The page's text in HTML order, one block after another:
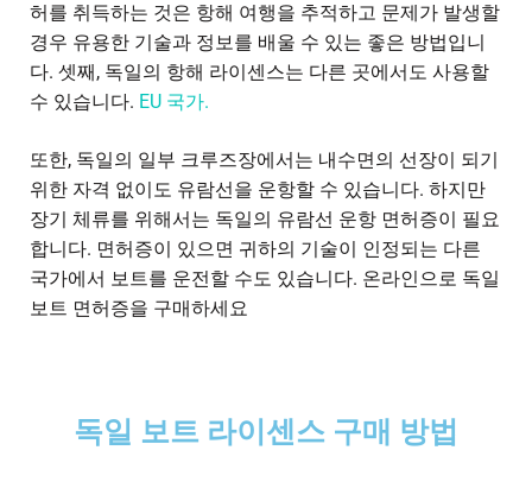
허를 취득하는 것은 항해 여행을 추적하고 문제가 발생할
경우 유용한 기술과 정보를 배울 수 있는 좋은 방법입니
다. 셋째, 독일의 항해 라이센스는 다른 곳에서도 사용할
수 있습니다. EU 국가.
또한, 독일의 일부 크루즈장에서는 내수면의 선장이 되기
위한 자격 없이도 유람선을 운항할 수 있습니다. 하지만
장기 체류를 위해서는 독일의 유람선 운항 면허증이 필요
합니다. 면허증이 있으면 귀하의 기술이 인정되는 다른
국가에서 보트를 운전할 수도 있습니다. 온라인으로 독일
보트 면허증을 구매하세요
독일 보트 라이센스 구매 방법